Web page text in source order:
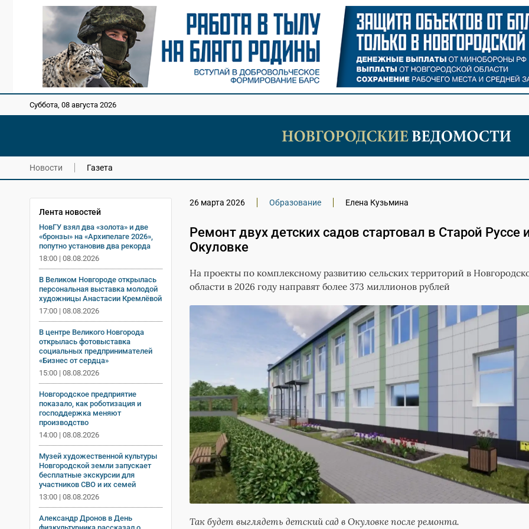
Суббота, 08 августа 2026
Новости Газета
Лента новостей
НовГУ взял два «золота» и две
«бронзы» на «Архипелаге 2026»,
попутно установив два рекорда
18:00 | 08.08.2026
В Великом Новгороде открылась
персональная выставка молодой
художницы Анастасии Кремлёвой
17:00 | 08.08.2026
В центре Великого Новгорода
открылась фотовыставка
социальных предпринимателей
«Бизнес от сердца»
15:00 | 08.08.2026
Новгородское предприятие
показало, как роботизация и
господдержка меняют
производство
14:00 | 08.08.2026
Музей художественной культуры
Новгородской земли запускает
бесплатные экскурсии для
участников СВО и их семей
13:00 | 08.08.2026
Александр Дронов в День
26 марта 2026 Образование Елена Кузьмина
Ремонт двух детских садов стартовал в Старой Руссе
Окуловке
На проекты по комплексному развитию сельских территорий в
области в 2026 году направят более 373 миллионов рублей
Так будет выглядеть детский сад в Окуловке после ремонта.